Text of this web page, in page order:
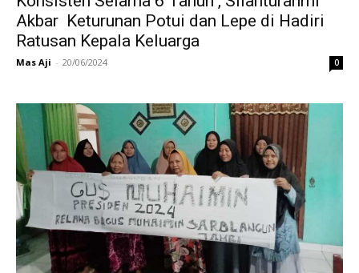
Akbar Keturunan Potui dan Lepe di Hadiri
Ratusan Kepala Keluarga
Mas Aji - 20/06/2024 0